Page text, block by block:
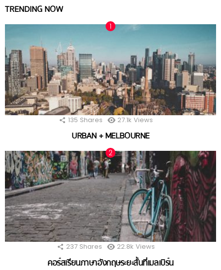
TRENDING NOW
135 Shares 27.1k Views
URBAN + MELBOURNE
237 Shares 22.8k Views
คอร์สเรียนภาษาอังกฤษระยะสั้นที่เมลเบิร์น